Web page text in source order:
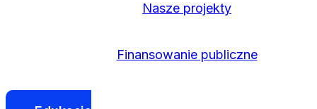
Nasze projekty
Finansowanie publiczne